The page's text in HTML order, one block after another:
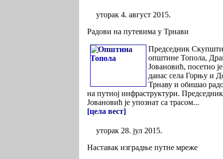
уторак 4. август 2015.
Радови на путевима у Трнави
Председник
општине Топола,
Јовановић, посетио је
данас села Горњу и
Трнаву и обишао
на путној инфраструктури. Председник
Јовановић је упознат са трасом...
[цела вест]
уторак 28. јул 2015.
Наставак изградње путне мреже